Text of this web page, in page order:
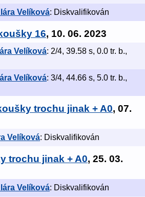
Velíková: Diskvalifikován
16, 10. 06. 2023
Velíková: 2/4, 39.58 s, 0.0 tr. b.,
Velíková: 3/4, 44.66 s, 5.0 tr. b.,
trochu jinak + A0, 07.
Velíková: Diskvalifikován
trochu jinak + A0, 25. 03.
Velíková: Diskvalifikován